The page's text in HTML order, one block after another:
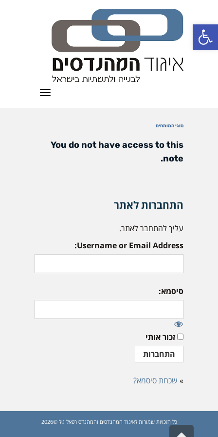
פתח סרגל נגישות
תפריט
סוגי המומחים
You do not have access to this
note.
התחברות לאתר
עליך להתחבר לאתר.
Username or Email Address:
סיסמא:
זכור אותי
» שכחת סיסמא?
כל הזכויות שמורות לאיגוד המהנדסים והמהנדס רפאל גיל ©2026